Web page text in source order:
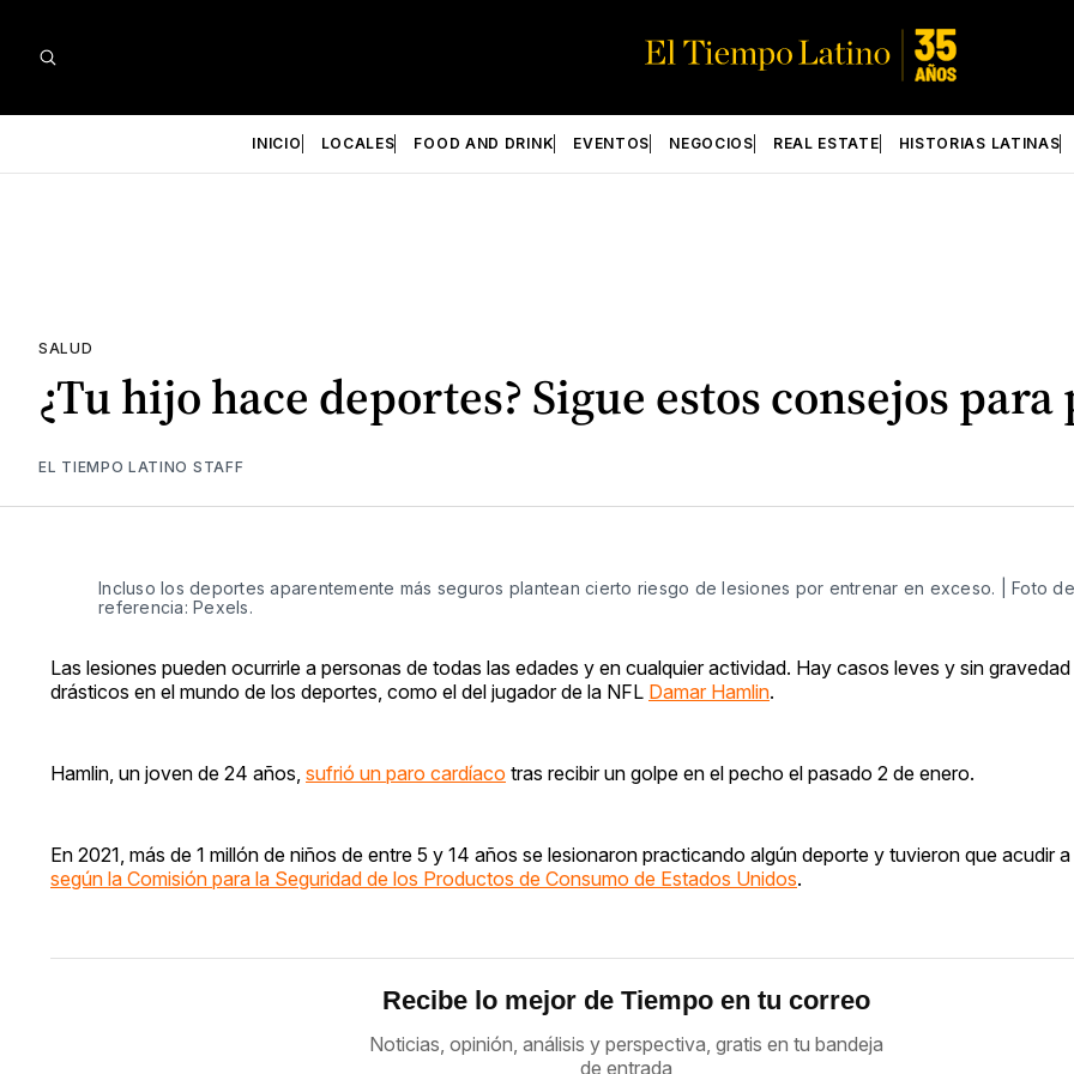
INICIO LOCALES FOOD AND DRINK EVENTOS NEGOCIOS REAL ESTATE HISTORIAS LATINAS
SALUD
¿Tu hijo hace deportes? Sigue estos consejos
EL TIEMPO LATINO STAFF
Incluso los deportes aparentemente más seguros plantean cierto riesgo de lesiones por entrenar en exceso. | Foto de
referencia: Pexels.
Las lesiones pueden ocurrirle a personas de todas las edades y en cualquier actividad. Hay casos leves y sin
drásticos en el mundo de los deportes, como el del jugador de la NFL Damar Hamlin.
Hamlin, un joven de 24 años, sufrió un paro cardíaco tras recibir un golpe en el pecho el pasado 2 de enero.
En 2021, más de 1 millón de niños de entre 5 y 14 años se lesionaron practicando algún deporte y tuvieron que acudir a
según la Comisión para la Seguridad de los Productos de Consumo de Estados Unidos.
Recibe lo mejor de Tiempo en tu correo
Noticias, opinión, análisis y perspectiva, gratis en tu bandeja
de entrada